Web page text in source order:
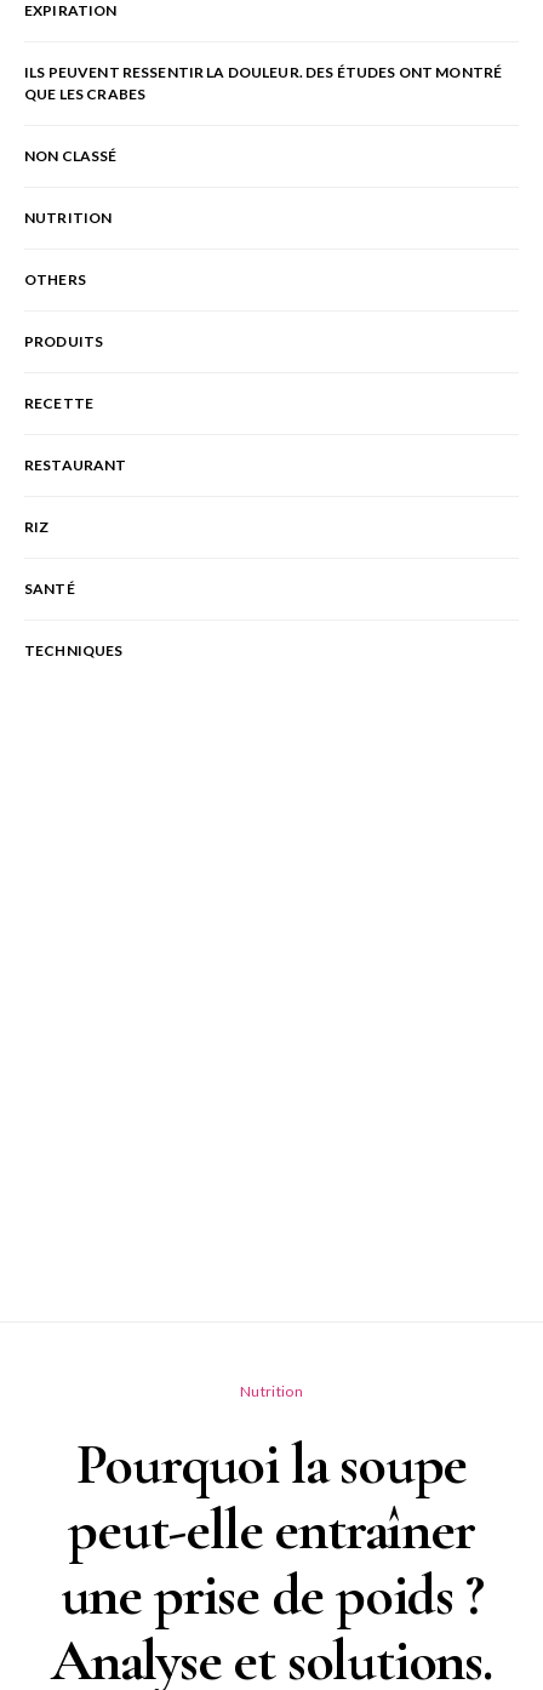
EXPIRATION
ILS PEUVENT RESSENTIR LA DOULEUR. DES ÉTUDES ONT MONTRÉ
QUE LES CRABES
NON CLASSÉ
NUTRITION
OTHERS
PRODUITS
RECETTE
RESTAURANT
RIZ
SANTÉ
TECHNIQUES
Nutrition
Pourquoi la soupe
peut-elle entraîner
une prise de poids ?
Analyse et solutions.